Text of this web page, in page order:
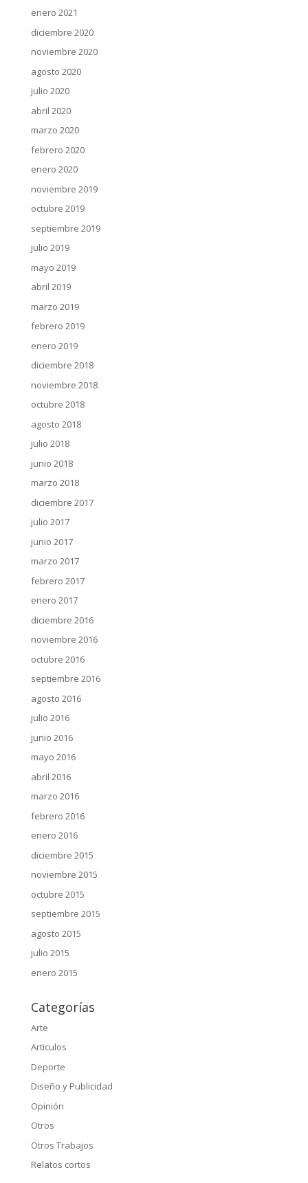
enero 2021
diciembre 2020
noviembre 2020
agosto 2020
julio 2020
abril 2020
marzo 2020
febrero 2020
enero 2020
noviembre 2019
octubre 2019
septiembre 2019
julio 2019
mayo 2019
abril 2019
marzo 2019
febrero 2019
enero 2019
diciembre 2018
noviembre 2018
octubre 2018
agosto 2018
julio 2018
junio 2018
marzo 2018
diciembre 2017
julio 2017
junio 2017
marzo 2017
febrero 2017
enero 2017
diciembre 2016
noviembre 2016
octubre 2016
septiembre 2016
agosto 2016
julio 2016
junio 2016
mayo 2016
abril 2016
marzo 2016
febrero 2016
enero 2016
diciembre 2015
noviembre 2015
octubre 2015
septiembre 2015
agosto 2015
julio 2015
enero 2015
Categorías
Arte
Articulos
Deporte
Diseño y Publicidad
Opinión
Otros
Otros Trabajos
Relatos cortos